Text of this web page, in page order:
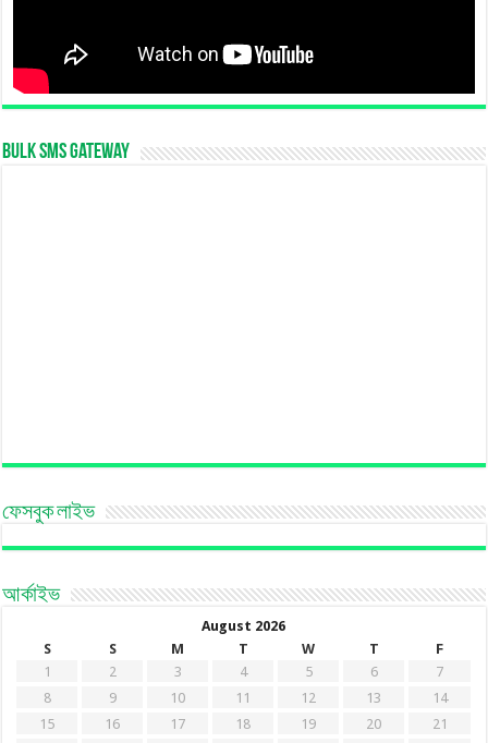
Bulk SMS Gateway
ফেসবুক লাইভ
আর্কাইভ
August 2026
S
S M T W T
F
1
2 3 4 5 6
7
8
9 10 11 12 13
14
15
16 17 18 19 20
21